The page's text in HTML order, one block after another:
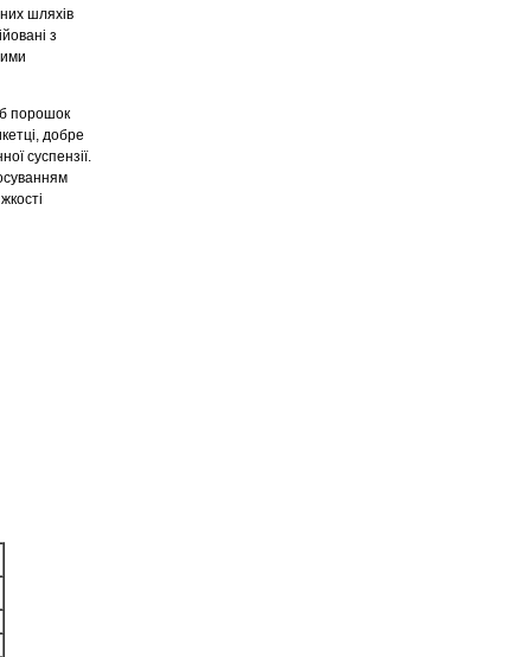
шляхів
з
порошок
добре
суспензії.